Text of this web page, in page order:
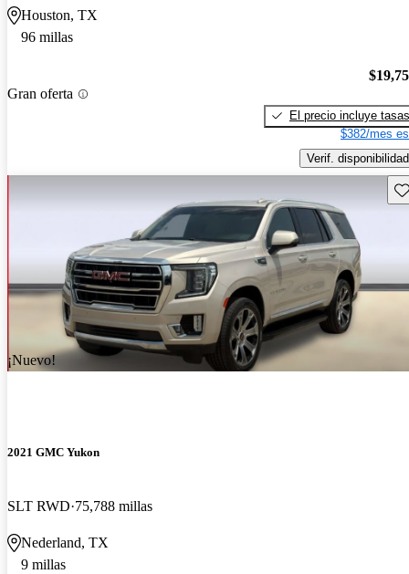
Houston, TX
96 millas
Gran oferta
El precio incluye tasas
$382/mes
Verif. disponibilidad
¡Nuevo!
2021 GMC Yukon
SLT RWD 75,788 millas
Nederland, TX
9 millas